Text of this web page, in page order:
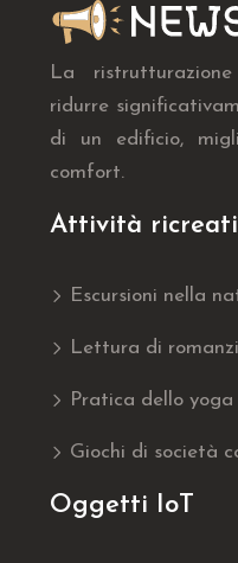
La
ridurre
di un edificio,
comfort.
Attività
Escursioni nella
Lettura di romanzi
Pratica dello yoga
Giochi di società
Oggetti IoT